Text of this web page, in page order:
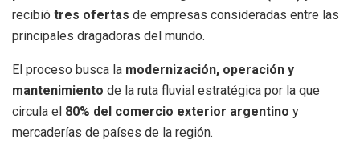
recibió tres ofertas de empresas consideradas entre las
principales dragadoras del mundo.
El proceso busca la modernización, operación y
mantenimiento de la ruta fluvial estratégica por la que
circula el 80% del comercio exterior argentino y
mercaderías de países de la región.